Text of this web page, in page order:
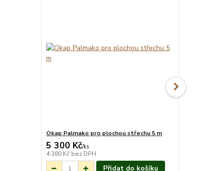
Okap Palmako pro plochou střechu 5 m
5 300 Kč/ks
4 380 Kč bez DPH
Přidat do košíku